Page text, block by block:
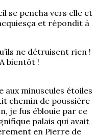
se pencha vers elle et
et répondit à
ne détruisent rien !
bientôt !
aux minuscules étoiles
chemin de poussière
je fus éblouie par ce
palais qui avait
en Pierre de